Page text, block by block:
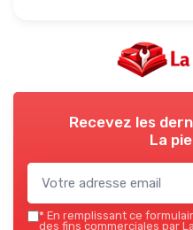
Recevez les
La
* En remplissant ce
des fins commerciales par